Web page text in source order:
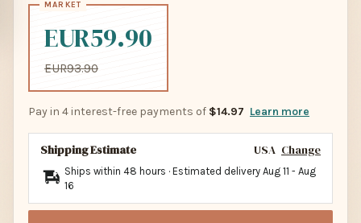
EUR59.90
EUR93.90
Pay in 4 interest-free payments of $14.97 Learn more
Shipping Estimate USA Change
Ships within 48 hours · Estimated delivery Aug 11 - Aug
16